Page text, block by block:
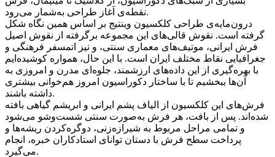
نقطه‌ی آغاز طراحی به‌شمار می‌رود.
درون‌مایه‌ی طراحی کلکسیون وینتیج بر اساس همین نگاه شکل
گرفته است. نقوش قالی‌های این مجموعه برگرفته از نقوش اصیل
فرش ایرانی، موتیف‌های معماری سنتی، و نیز اتمسفر فرهنگی و
جغرافیایی نقاط مختلف ایران است. با این حال، همواره کوشیده‌ایم
با بهره‌گیری از این داده‌های ارزشمند، جلوه‌ای مدرن و امروزی به
آن‌ها ببخشیم تا با ساختار دکوراسیون امروز هم‌خوانی بیشتری
داشته باشند.
فرش‌های این کلکسیون از الیاف پشم ایرانی و ابریشم گیاهی بافته
شده‌اند. پس از بافت، هر فرش به‌صورت سنتی شست‌وشو می‌شود
و تمامی مراحل مربوط به شیرازه‌زنی، دوگره‌کردن ریشه‌ها و
پرداخت سطح فرش با دستان توانای استادکاران خبره، انجام
می‌گیرد.